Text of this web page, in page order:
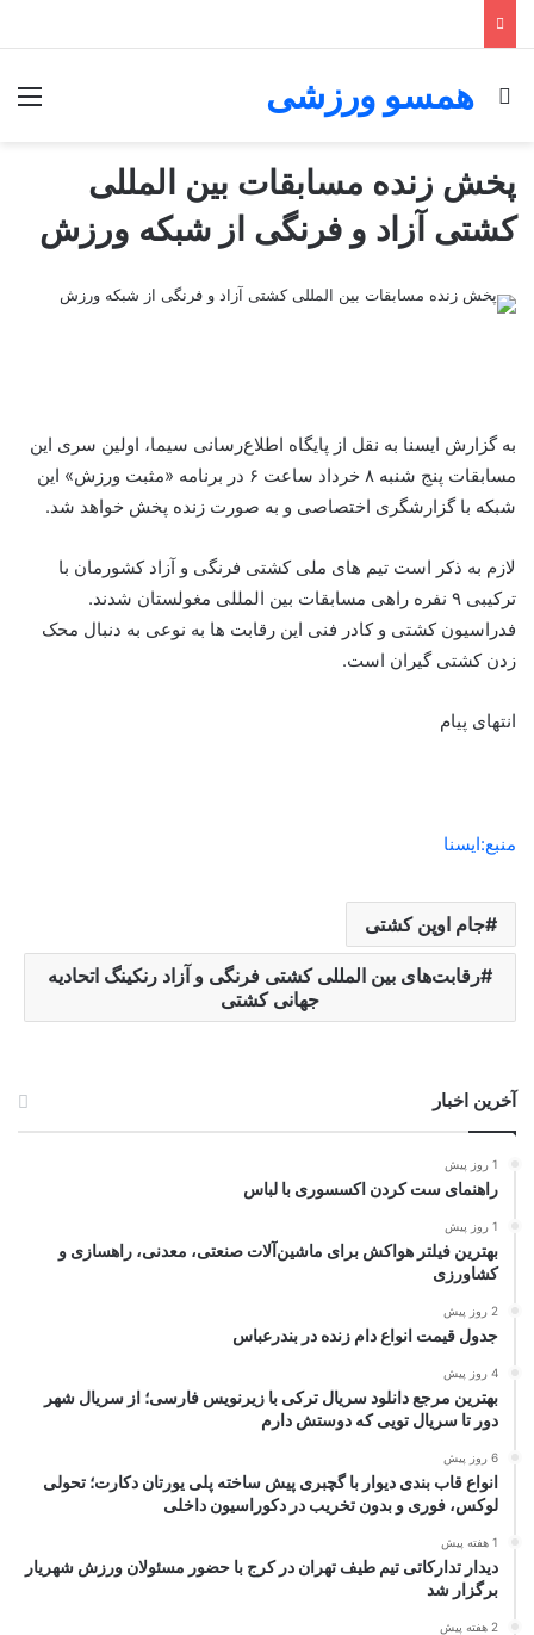
همسو ورزشی
جستجو برای
پخش زنده مسابقات بین المللی
کشتی آزاد و فرنگی از شبکه ورزش
به گزارش ایسنا به نقل از پایگاه اطلاع‌رسانی سیما، اولین سری این
مسابقات پنج شنبه ۸ خرداد ساعت ۶ در برنامه «مثبت ورزش» این
شبکه با گزارشگری اختصاصی و به صورت زنده پخش خواهد شد.
لازم به ذکر است تیم های ملی کشتی فرنگی و آزاد کشورمان با
ترکیبی ۹ نفره راهی مسابقات بین المللی مغولستان شدند.
فدراسیون کشتی و کادر فنی این رقابت ها به نوعی به دنبال محک
زدن کشتی گیران است.
انتهای پیام
منبع:ایسنا
جام اوپن کشتی
رقابت‌های بین المللی کشتی فرنگی و آزاد رنکینگ اتحادیه
جهانی کشتی
آخرین اخبار
1 روز پیش
راهنمای ست کردن اکسسوری با لباس
1 روز پیش
بهترین فیلتر هواکش برای ماشین‌آلات صنعتی، معدنی، راهسازی و
کشاورزی
2 روز پیش
جدول قیمت انواع دام زنده در بندرعباس
4 روز پیش
بهترین مرجع دانلود سریال ترکی با زیرنویس فارسی؛ از سریال شهر
دور تا سریال تویی که دوستش دارم
6 روز پیش
انواع قاب بندی دیوار با گچبری پیش ساخته پلی یورتان دکارت؛ تحولی
لوکس، فوری و بدون تخریب در دکوراسیون داخلی
1 هفته پیش
دیدار تدارکاتی تیم طیف تهران در کرج با حضور مسئولان ورزش شهریار
برگزار شد
2 هفته پیش